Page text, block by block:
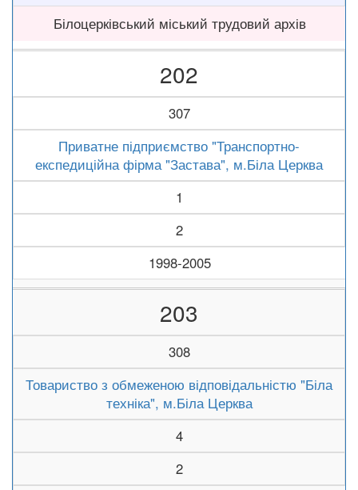
Білоцерківський міський трудовий архів
202
307
Приватне підприємство "Транспортно-
експедиційна фірма "Застава", м.Біла Церква
1
2
1998-2005
203
308
Товариство з обмеженою відповідальністю "Біла
техніка", м.Біла Церква
4
2